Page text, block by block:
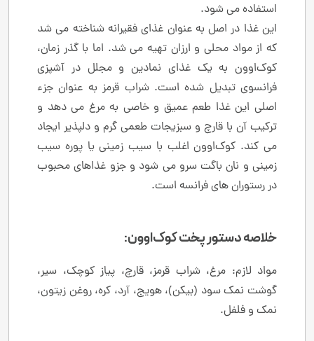
استفاده می ‌شود.
این غذا در اصل به عنوان غذای فقیرانه شناخته می ‌شد
که از مواد محلی و ارزان تهیه می‌ شد. اما با گذر زمان،
کوک‌او‌ون به یک غذای نمادین و مجلل در آشپزی
فرانسوی تبدیل شده است. شراب قرمز به عنوان جزء
اصلی این غذا طعم عمیق و خاصی به مرغ می‌ دهد و
ترکیب آن با قارچ و سبزیجات طعمی گرم و دلپذیر ایجاد
می ‌کند. کوک‌او‌ون اغلب با سیب ‌زمینی یا پوره سیب
‌زمینی و نان باگت سرو می‌ شود و جزو غذاهای محبوب
در رستوران‌ های فرانسه است.
خلاصه دستور پخت کوک‌او‌ون:
مواد لازم: مرغ، شراب قرمز، قارچ، پیاز کوچک، سیر،
گوشت نمک ‌سود (بیکن)، هویج، آرد، کره، روغن زیتون،
نمک و فلفل.